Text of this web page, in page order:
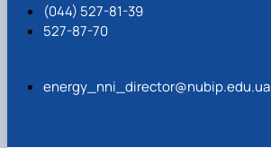
(044) 527-81-39
527-87-70
energy_nni_director@nubip.edu.ua